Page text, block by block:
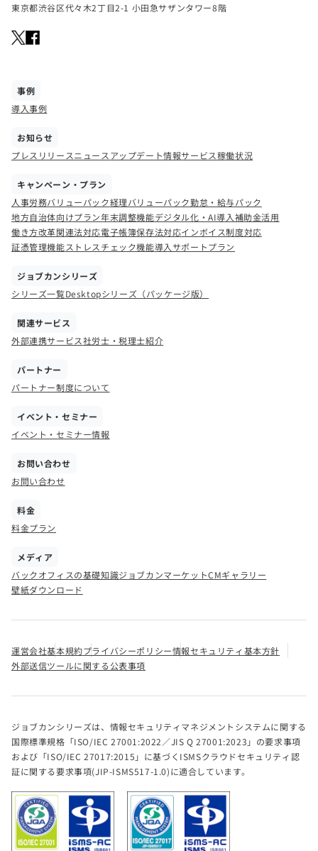
東京都渋谷区代々木2丁目2-1 小田急サザンタワー8階
事例
導入事例
お知らせ
プレスリリースニュース アップデート情報サービス稼働状況
キャンペーン・プラン
人事労務バリューパック経理バリューパック勤怠・給与パック
地方自治体向けプラン年末調整機能デジタル化・AI導入補助金活用
働き方改革関連法対応電子帳簿保存法対応インボイス制度対応
証憑管理機能ストレスチェック機能導入サポートプラン
ジョブカンシリーズ
シリーズ一覧Desktopシリーズ（パッケージ版）
関連サービス
外部連携サービス社労士・税理士紹介
パートナー
パートナー制度について
イベント・セミナー
イベント・セミナー情報
お問い合わせ
お問い合わせ
料金
料金プラン
メディア
バックオフィスの基礎知識ジョブカンマーケットCMギャラリー
壁紙ダウンロード
運営会社基本規約プライバシーポリシー情報セキュリティ基本方針
外部送信ツールに関する公表事項
ジョブカンシリーズは、情報セキュリティマネジメントシステムに関する
国際標準規格「ISO/IEC 27001:2022／JIS Q 27001:2023」の要求事項
および「ISO/IEC 27017:2015」に基づくISMSクラウドセキュリティ認
証に関する要求事項(JIP-ISMS517-1.0)に適合しています。